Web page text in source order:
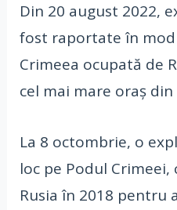
Din 20 august 2022,
fost raportate în
Crimeea ocupată de
cel mai mare oraș din
La 8 octombrie, o
loc pe Podul
Rusia în 2018 pentru